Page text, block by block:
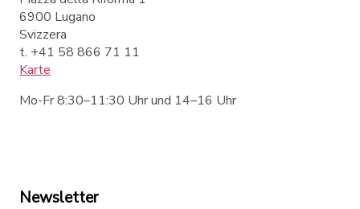
6900 Lugano
Svizzera
t. +41 58 866 71 11
Karte
Mo-Fr 8:30–11:30 Uhr und 14–16 Uhr
Newsletter